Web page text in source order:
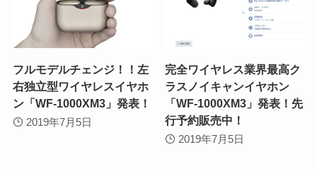
フルモデルチェンジ！！左
右独立型ワイヤレスイヤホ
ン「WF-1000XM3」発表！
2019年7月5日
完全ワイヤレス業界最高ク
ラスノイキャンイヤホン
「WF-1000XM3」発表！先
行予約販売中！
2019年7月5日